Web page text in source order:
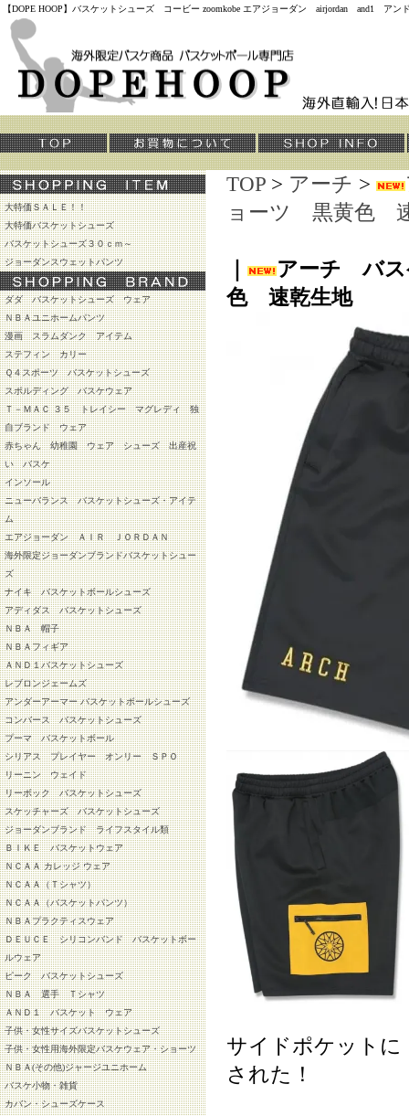
【DOPE HOOP】バスケットシューズ コービー zoomkobe エアジョーダン airjordan and1
大特価ＳＡＬＥ！！
大特価バスケットシューズ
バスケットシューズ３０ｃｍ～
ジョーダンスウェットパンツ
ダダ バスケットシューズ ウェア
ＮＢＡユニホームパンツ
漫画 スラムダンク アイテム
ステフィン カリー
Ｑ４スポーツ バスケットシューズ
スポルディング バスケウェア
Ｔ－ＭＡＣ ３５ トレイシー マグレディ 独
自ブランド ウェア
赤ちゃん 幼稚園 ウェア シューズ 出産祝
い バスケ
インソール
ニューバランス バスケットシューズ・アイテ
ム
エアジョーダン ＡＩＲ ＪＯＲＤＡＮ
海外限定ジョーダンブランドバスケットシュー
ズ
ナイキ バスケットボールシューズ
アディダス バスケットシューズ
ＮＢＡ 帽子
ＮＢＡフィギア
ＡＮＤ１バスケットシューズ
レブロンジェームズ
アンダーアーマー バスケットボールシューズ
コンバース バスケットシューズ
プーマ バスケットボール
シリアス プレイヤー オンリー ＳＰＯ
リーニン ウェイド
リーボック バスケットシューズ
スケッチャーズ バスケットシューズ
ジョーダンブランド ライフスタイル類
ＢＩＫＥ バスケットウェア
ＮＣＡＡ カレッジ ウェア
ＮＣＡＡ（Ｔシャツ）
ＮＣＡＡ（バスケットパンツ）
ＮＢＡプラクティスウェア
ＤＥＵＣＥ シリコンバンド バスケットボー
ルウェア
ピーク バスケットシューズ
ＮＢＡ 選手 Ｔシャツ
ＡＮＤ１ バスケット ウェア
子供・女性サイズバスケットシューズ
子供・女性用海外限定バスケウェア・ショーツ
ＮＢＡ(その他)ジャージユニホーム
バスケ小物・雑貨
カバン・シューズケース
TOP > アーチ >
ョーツ 黒黄色
アーチ バ
色 速乾生地
サイドポケット
された！